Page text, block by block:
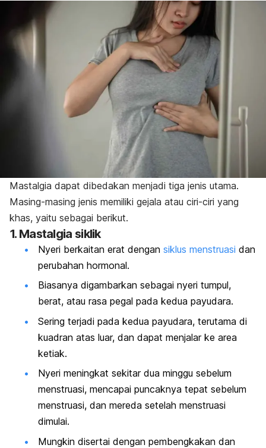
Mastalgia dapat dibedakan menjadi tiga jenis utama.
Masing-masing jenis memiliki gejala atau ciri-ciri yang
khas, yaitu sebagai berikut.
1. Mastalgia siklik
Nyeri berkaitan erat dengan siklus menstruasi dan
perubahan hormonal.
Biasanya digambarkan sebagai nyeri tumpul,
berat, atau rasa pegal pada kedua payudara.
Sering terjadi pada kedua payudara, terutama di
kuadran atas luar, dan dapat menjalar ke area
ketiak.
Nyeri meningkat sekitar dua minggu sebelum
menstruasi, mencapai puncaknya tepat sebelum
menstruasi, dan mereda setelah menstruasi
dimulai.
Mungkin disertai dengan pembengkakan dan